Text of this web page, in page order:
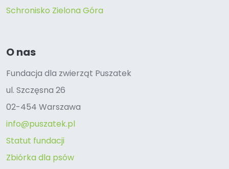
Schronisko Zielona Góra
O nas
Fundacja dla zwierząt Puszatek
ul. Szczęsna 26
02-454 Warszawa
info@puszatek.pl
Statut fundacji
Zbiórka dla psów